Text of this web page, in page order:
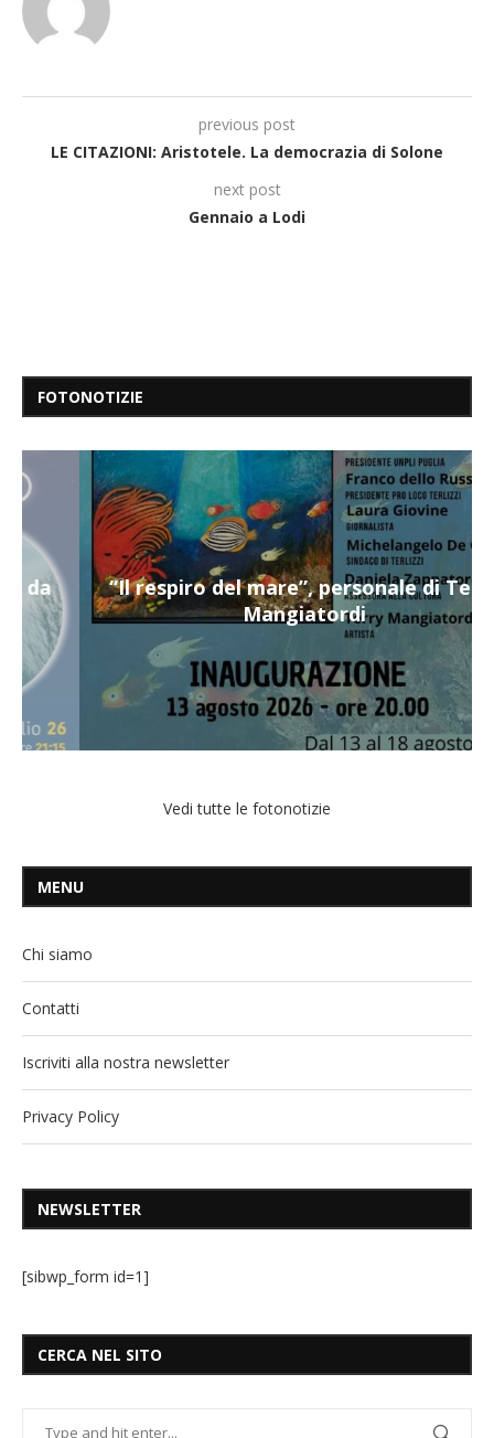
previous post
LE CITAZIONI: Aristotele. La democrazia di Solone
next post
Gennaio a Lodi
FOTONOTIZIE
“Il respiro del mare”, personale di Terry
Mangiatordi
Vedi tutte le fotonotizie
MENU
Chi siamo
Contatti
Iscriviti alla nostra newsletter
Privacy Policy
NEWSLETTER
[sibwp_form id=1]
CERCA NEL SITO